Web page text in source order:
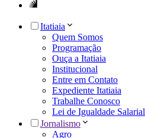
Itatiaia
Quem Somos
Programação
Ouça a Itatiaia
Institucional
Entre em Contato
Expediente Itatiaia
Trabalhe Conosco
Lei de Igualdade Salarial
Jornalismo
Agro